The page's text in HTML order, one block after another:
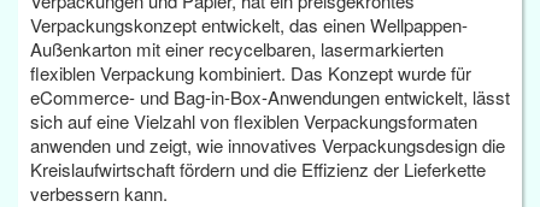
Verpackungskonzept entwickelt, das einen Wellpappen-
Außenkarton mit einer recycelbaren, lasermarkierten
flexiblen Verpackung kombiniert. Das Konzept wurde für
eCommerce- und Bag-in-Box-Anwendungen entwickelt, lässt
sich auf eine Vielzahl von flexiblen Verpackungsformaten
anwenden und zeigt, wie innovatives Verpackungsdesign die
Kreislaufwirtschaft fördern und die Effizienz der Lieferkette
verbessern kann.